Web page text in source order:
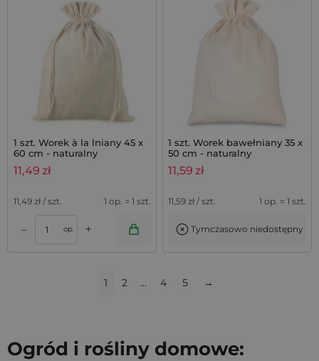
1 szt. Worek à la lniany 45 x
60 cm - naturalny
11,49 zł
11,49 zł / szt. 1 op. = 1 szt.
– op. +
1 szt. Worek bawełniany 35 x
50 cm - naturalny
11,59 zł
11,59 zł / szt. 1 op. = 1 szt.
Tymczasowo niedostępny
1 2 … 4 5 →
Ogród i rośliny domowe: